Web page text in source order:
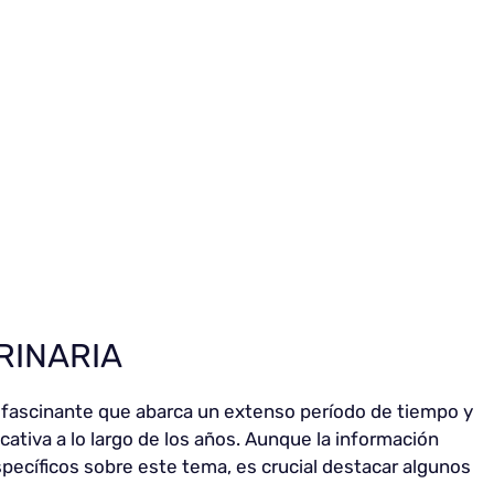
que abarca un extenso período de tiempo y
a lo largo de los años. Aunque la información
sobre este tema, es crucial destacar algunos